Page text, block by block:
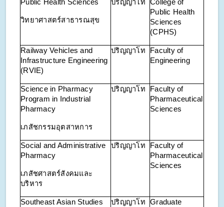
Public Health Sciences
วิทยาศาสตร์สาธารณสุข
ปริญญาโท
College of
Public Health
Sciences
(CPHS)
Railway Vehicles and
Infrastructure Engineering
(RVIE)
ปริญญาโท
Faculty of
Engineering
Science in Pharmacy
Program in Industrial
Pharmacy
เภสัชกรรมอุตสาหการ
ปริญญาโท
Faculty of
Pharmaceutical
Sciences
Social and Administrative
Pharmacy
เภสัชศาสตร์สังคมและ
บริหาร
ปริญญาโท
Faculty of
Pharmaceutical
Sciences
Southeast Asian Studies ปริญญาโท
Graduate